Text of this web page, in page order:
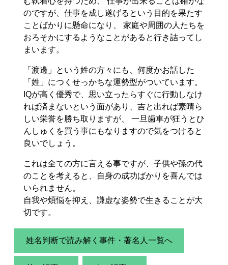
のですが、仕事を成し遂げるという目的を果たす
ことばかりに懸命になり、 家庭や周囲の人たちを
おろそかにするようなことがあると行き詰ってし
まいます。
「渡邊」という姓の方々にも、何度かお話した
「姓」につくせっかちな運勢型がついています。
IQが高く優秀で、思い立ったらすぐに行動しなけ
れば済まないという面があり、吉と出れば素晴ら
しい栄誉を勝ち取りますが、 一旦歯車が狂うとひ
んしゅくを買う事にもなりますので気をつけると
良いでしょう。
これは全ての方に言える事ですが、子供や孫の代
のことを考えると、自身の成功ばかりを喜んでは
いられません。
自我や煩悩を抑え、謙虚な姿勢で生きることが大
切です。
姓名判断で読み解く事件・著名人一覧へ